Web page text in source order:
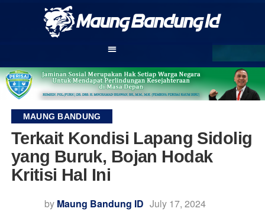
MAUNG BANDUNG
Terkait Kondisi Lapang Sidolig
yang Buruk, Bojan Hodak
Kritisi Hal Ini
by Maung Bandung ID July 17, 2024